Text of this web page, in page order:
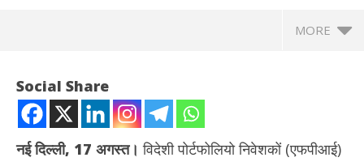
MORE
Social Share
नई दिल्ली, 17 अगस्त। विदेशी पोर्टफोलियो निवेशकों (एफपीआई)